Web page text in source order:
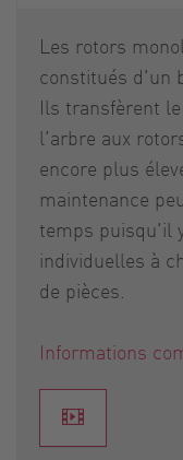
Les rotors
constitués d'un
Ils transfèrent
l'arbre aux
encore plus
maintenance
temps puisqu'il
individuelles à
de pièces.
Informations